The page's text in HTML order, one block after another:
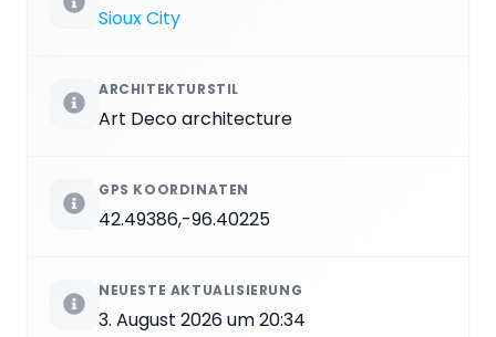
Sioux City
ARCHITEKTURSTIL
Art Deco architecture
GPS KOORDINATEN
42.49386,-96.40225
NEUESTE AKTUALISIERUNG
3. August 2026 um 20:34